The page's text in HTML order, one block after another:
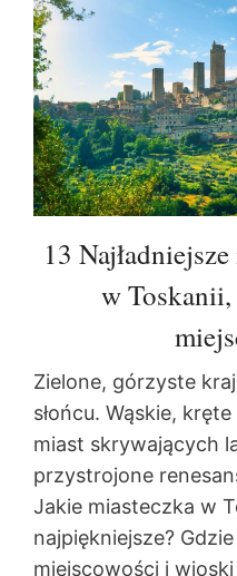
13
w
Zielone, górzyste
słońcu. Wąskie,
miast skrywających
przystrojone
Jakie miasteczka w
najpiękniejsze?
miejscowości i